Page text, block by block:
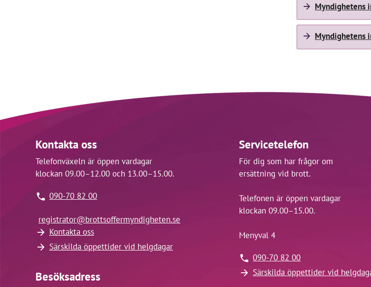
Myndighetens
Myndighetens
Kontakta oss
Telefonväxeln är öppen vardagar
klockan 09.00–12.00 och 13.00–15.00.
090-70 82 00
registrator@brottsoffermyndigheten.se
Kontakta oss
Särskilda öppettider vid helgdagar
Besöksadress
Servicetelefon
För dig som har frågor om
ersättning vid brott.
Telefonen är öppen vardagar
klockan 09.00–15.00.
Menyval 4
090-70 82 00
Särskilda öppettider vid